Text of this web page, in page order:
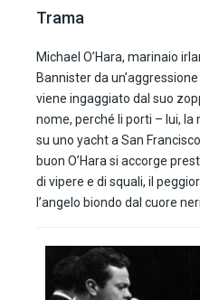
Trama
Michael O’Hara, marinaio
Bannister da
viene ingaggiato dal suo
nome, perché li porti – lui,
su uno yacht a San
buon O’Hara si accorge
di vipere e di squali, il
l’angelo biondo dal cuore